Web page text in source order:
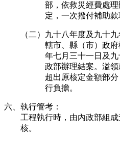
部，依救災經費處
定，一次撥付補助款
（二）九十八年度及九十
轄市、縣（市）政
年七月三十一日及
政部辦理結案。溢
超出原核定金額部
行負擔。
六、執行管考：
工程執行時，由內政部組
核。